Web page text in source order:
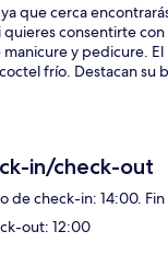
que cerca
consentirte
y pedicure.
frío. Destacan su
in/check-out
de check-in: 14:00.
out: 12:00